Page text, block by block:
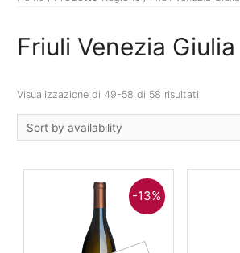
Friuli Venezia Giulia
Visualizzazione di 49-58 di 58 risultati
-13%